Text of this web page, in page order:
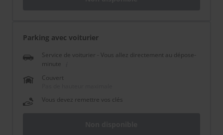
Parking avec voiturier
Service de voiturier - Vous allez directement au dépose-
minute
Couvert
Vous devez remettre vos clés